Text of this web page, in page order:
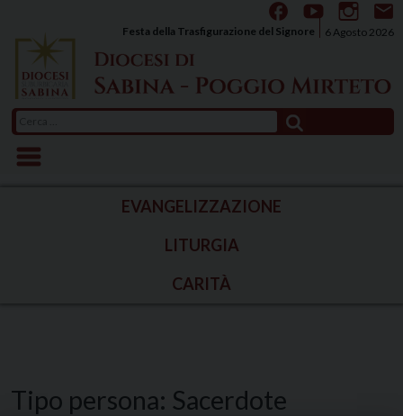
content
6 Agosto 2026
Festa della Trasfigurazione del Signore
per:
EVANGELIZZAZIONE
LITURGIA
CARITÀ
Tipo persona: Sacerdote